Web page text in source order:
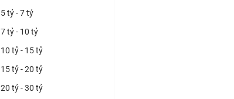
5 tỷ - 7 tỷ
7 tỷ - 10 tỷ
10 tỷ - 15 tỷ
15 tỷ - 20 tỷ
20 tỷ - 30 tỷ